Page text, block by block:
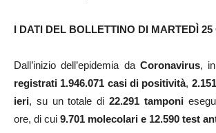
I DATI DEL BOLLETTINO DI MARTEDÌ 25
Dall’inizio dell’epidemia da Coronavirus, in
registrati 1.946.071 casi di positività, 2.151
ieri, su un totale di 22.291 tamponi
ore, di cui 9.701 molecolari e 12.590 test